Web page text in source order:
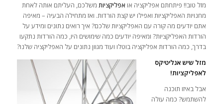
מזל טוב!! פיתחתם אפליקציה או אפליקציותמשלכם, העליתם אותה לאחת
מחנויות האפליקציות ואפילו יש קצת הורדות. ואז מתחילה הבעיה – מאיפה
אתם יודעים מה קורה עם האפליקציות שלכם? איך רואים נתונים ומידע על
הורדות האפליקציות? ומאיפה יודעים כמה שימושים היו, כמה הורדות נתקעו
בדרך, כמה הורדות אפליקציה בוטלו ועוד מגוון נתונים על האפליקציה שלנו?
מזל שיש אנליטיקס
לאפליקציות!
אבל באיזו תוכנה
להשתמש? כמה עולה